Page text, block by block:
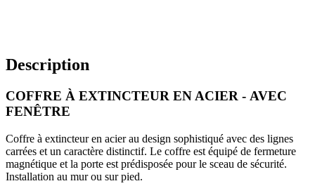
Description
COFFRE À EXTINCTEUR EN ACIER - AVEC
FENÊTRE
Coffre à extincteur en acier au design sophistiqué avec des lignes
carrées et un caractère distinctif. Le coffre est équipé de fermeture
magnétique et la porte est prédisposée pour le sceau de sécurité.
Installation au mur ou sur pied.